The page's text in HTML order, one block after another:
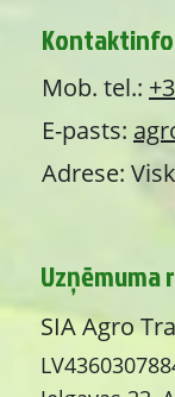
Mob. tel.:
E-pasts:
Adrese:
SIA Agro